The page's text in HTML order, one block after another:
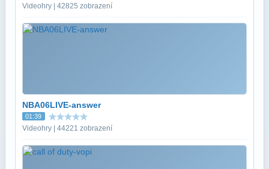
Videohry | 42825 zobrazení
NBA06LIVE-answer
01:39
Videohry | 44221 zobrazení